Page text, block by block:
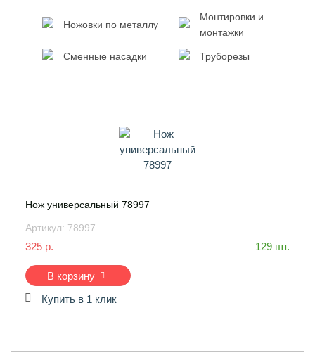
Ножовки по металлу
Монтировки и
монтажки
Сменные насадки Труборезы
Нож универсальный 78997
Артикул: 78997
325 р. 129 шт.
В корзину
Купить в 1 клик